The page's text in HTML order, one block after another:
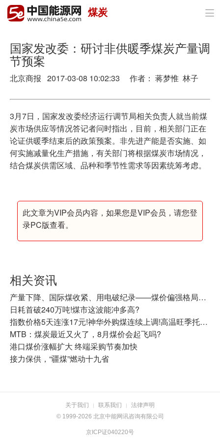
首页
政策与经济
电力
新能源
节能环保
煤炭 
国家发改委：研讨非供暖季煤炭产量调
节预案
北京商报 2017-03-08 10:02:33 作者： 蒋梦惟 林子
3月7日，国家发改委经济运行调节局相关负责人就当前煤
炭市场供应等情况答记者问时指出，目前，相关部门正在
论证供暖季结束后的政策预案。非先进产能是否实施、如
何实施减量化生产措施，有关部门将根据煤炭市场情况，
结合煤炭供需区域、品种和季节性需求等因素统筹考虑。
此文章为VIP会员内容，如果您是VIP会员，请您登
录PC版查看。
相关资讯
产量下降、国际煤收紧、用电破纪录——煤价偏强格局还在延续
日耗首破240万吨!煤市这波能冲多高?
指数价格5天连涨17元!神华外购煤连续上调!高温旺季托举，动力煤震荡走强
MTB：煤炭最近又火了，8月煤价会起飞吗?
港口煤价涨幅扩大 终端采购节奏加快
接力保供，“疆煤”燃动十九省
关于我们 | 联系我们 |
法律声明
© 1999-2026 北京中能网讯咨询有限公司
京ICP证040220号